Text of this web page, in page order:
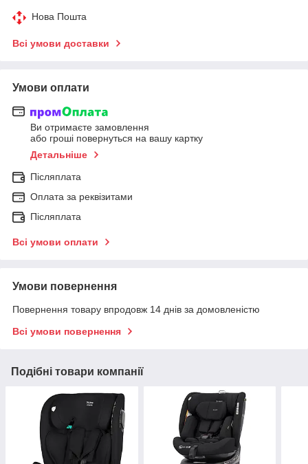
Нова Пошта
Всі умови доставки
Умови оплати
Ви отримаєте замовлення
або гроші повернуться на вашу картку
Детальніше
Післяплата
Оплата за реквізитами
Післяплата
Всі умови оплати
Умови повернення
Повернення товару впродовж 14 днів за домовленістю
Всі умови повернення
Подібні товари компанії